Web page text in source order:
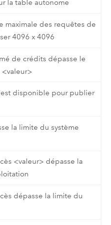
la table autonome
maximale des requêtes de
4096 x 4096
de crédits dépasse le
disponible pour publier
la limite du système
<valeur> dépasse la
dépasse la limite du